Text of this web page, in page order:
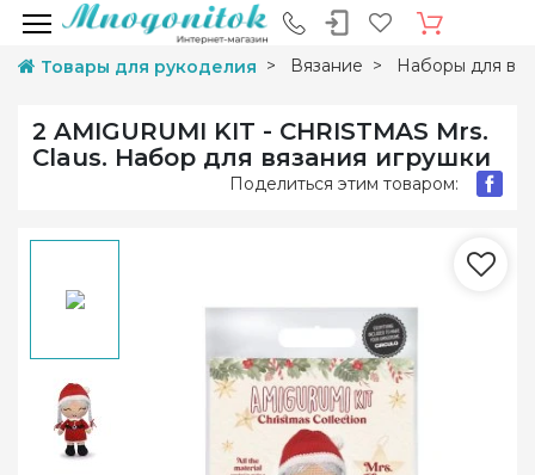
Товары для рукоделия Вязание Наборы для
2 AMIGURUMI KIT - CHRISTMAS Mrs.
Claus. Набор для вязания игрушки
Поделиться этим товаром: